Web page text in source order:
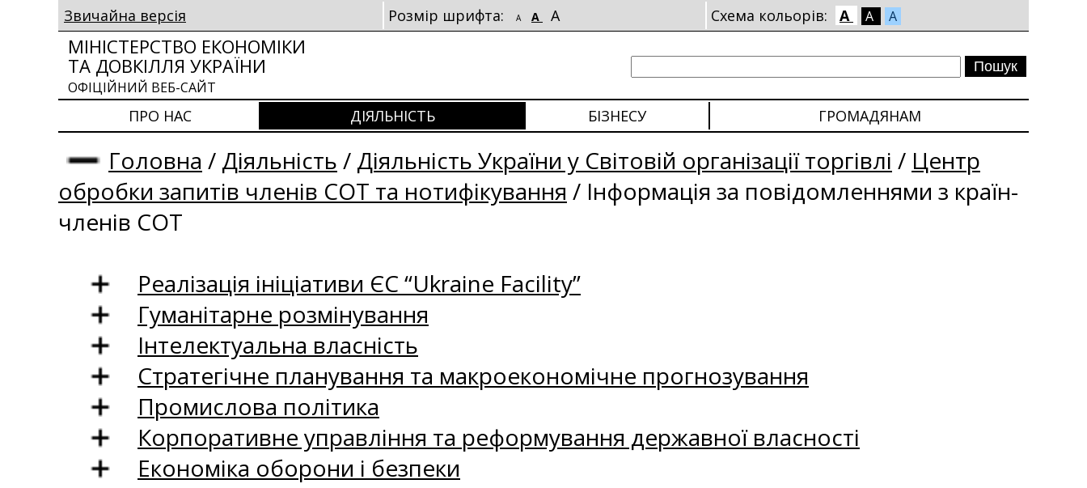
Звичайна версія Розмір шрифта: A A A Схема кольорів: A A A
МІНІСТЕРСТВО ЕКОНОМІКИ
ТА ДОВКІЛЛЯ УКРАЇНИ
ОФІЦІЙНИЙ ВЕБ-САЙТ
ПРО НАС ДІЯЛЬНІСТЬ БІЗНЕСУ ГРОМАДЯНАМ
Головна / Діяльність / Діяльність України у Світовій організації торгівлі / Центр
обробки запитів членів СОТ та нотифікування / Інформація за повідомленнями з країн-
членів СОТ
Реалізація ініціативи ЄС “Ukraine Facility”
Гуманітарне розмінування
Інтелектуальна власність
Стратегічне планування та макроекономічне прогнозування
Промислова політика
Корпоративне управління та реформування державної власності
Економіка оборони і безпеки